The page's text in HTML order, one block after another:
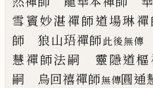
雪竇妙湛禪師道場琳
師 狼山珸禪師此後無傳
慧禪師法嗣
靈隱道樞
嗣 烏回禧禪師無傳圓通